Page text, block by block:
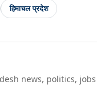
हिमाचल प्रदेश
news, politics, jobs